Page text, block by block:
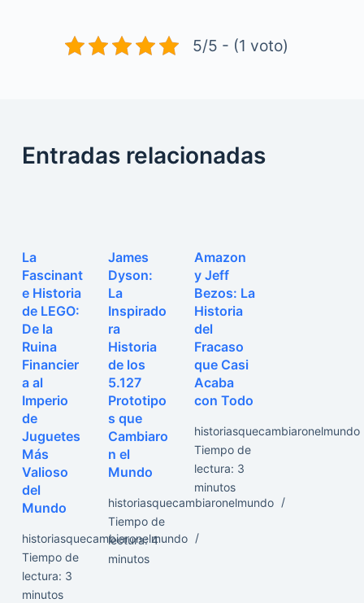
5/5 - (1 voto)
Entradas relacionadas
La
Fascinant
e Historia
de LEGO:
De la
Ruina
Financier
a al
Imperio
de
Juguetes
Más
Valioso
del
Mundo
historiasquecambiaronelmundo
Tiempo de
lectura: 3
minutos
James
Dyson:
La
Inspirado
ra
Historia
de los
5.127
Prototipo
s que
Cambiaro
n el
Mundo
historiasquecambiaronelmundo
Tiempo de
lectura: 4
minutos
Amazon
y Jeff
Bezos: La
Historia
del
Fracaso
que Casi
Acaba
con Todo
historiasquecambiaronelmundo
Tiempo de
lectura: 3
minutos